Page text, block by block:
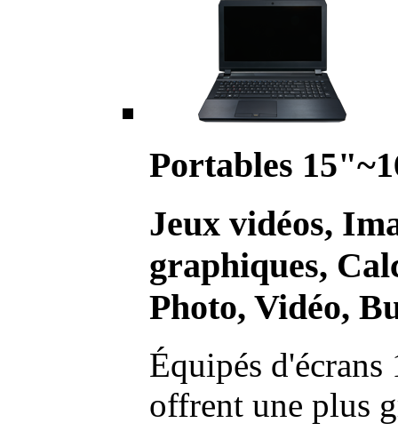
Portables
Jeux vidéos,
graphiques,
Photo, Vidéo,
Équipés
offrent une plus